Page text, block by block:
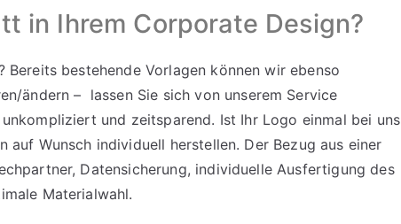
in Ihrem Corporate Design?
bestehende Vorlagen können wir ebenso
ändern – lassen Sie sich von unserem Service
und zeitsparend. Ist Ihr Logo einmal bei uns
Wunsch individuell herstellen. Der Bezug aus einer
Datensicherung, individuelle Ausfertigung des
Materialwahl.